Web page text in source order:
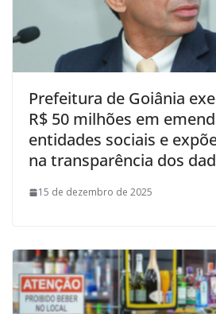
Prefeitura de Goiânia
R$ 50 milhões em
entidades sociais e
na transparência dos
15 de dezembro de 2025